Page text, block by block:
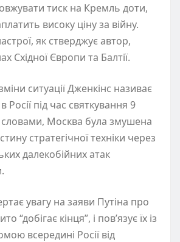
тиск на Кремль доти,
високу ціну за війну.
як стверджує автор,
Східної Європи та Балтії.
ситуації Дженкінс називає
Росії під час святкування 9
Москва була змушена
стратегічної техніки через
далекобійних атак
увагу на заяви Путіна про
“добігає кінця”, і пов’язує їх із
всередині Росії від